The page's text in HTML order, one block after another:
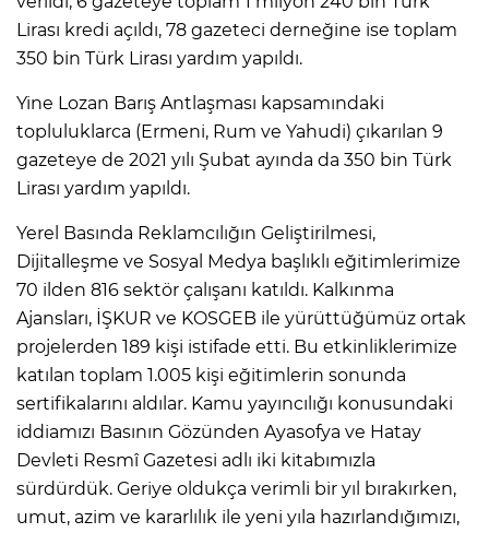
Lirası kredi açıldı, 78 gazeteci derneğine ise toplam
350 bin Türk Lirası yardım yapıldı.
Yine Lozan Barış Antlaşması kapsamındaki
topluluklarca (Ermeni, Rum ve Yahudi) çıkarılan 9
gazeteye de 2021 yılı Şubat ayında da 350 bin Türk
Lirası yardım yapıldı.
Yerel Basında Reklamcılığın Geliştirilmesi,
Dijitalleşme ve Sosyal Medya başlıklı eğitimlerimize
70 ilden 816 sektör çalışanı katıldı. Kalkınma
Ajansları, İŞKUR ve KOSGEB ile yürüttüğümüz ortak
projelerden 189 kişi istifade etti. Bu etkinliklerimize
katılan toplam 1.005 kişi eğitimlerin sonunda
sertifikalarını aldılar. Kamu yayıncılığı konusundaki
iddiamızı Basının Gözünden Ayasofya ve Hatay
Devleti Resmî Gazetesi adlı iki kitabımızla
sürdürdük. Geriye oldukça verimli bir yıl bırakırken,
umut, azim ve kararlılık ile yeni yıla hazırlandığımızı,